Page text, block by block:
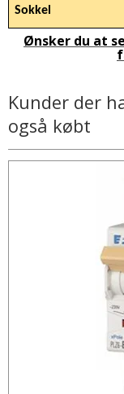
Sokkel
Ønsker du at
Kunder der
også købt